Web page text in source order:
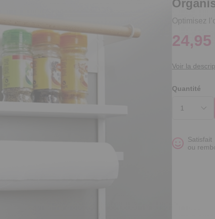
Optimisez
24,95
Voir la
Quantité
Satisfait
ou